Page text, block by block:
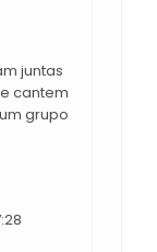
juntas
cantem
grupo